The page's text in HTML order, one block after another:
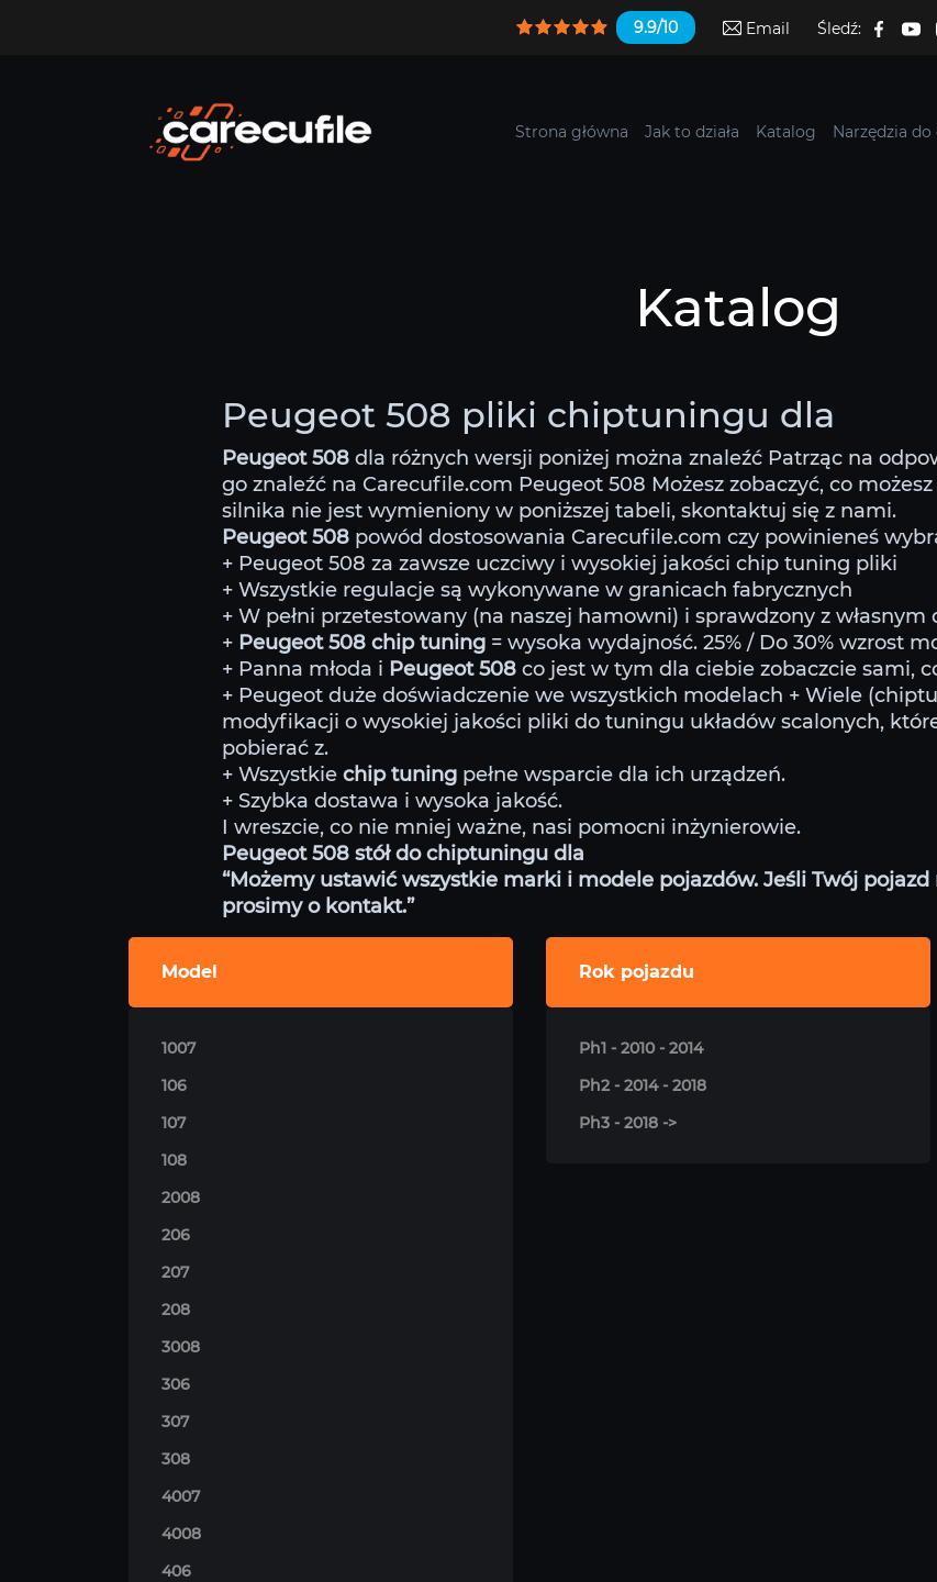
9.9/10 Email Śledź:
Strona główna Jak to działa Katalog Narzędzia
Katalog
Peugeot 508 pliki chiptuningu dla
Peugeot 508 dla różnych wersji poniżej można znaleźć Patrząc na
go znaleźć na Carecufile.com Peugeot 508 Możesz zobaczyć, co
silnika nie jest wymieniony w poniższej tabeli, skontaktuj się z nami.
Peugeot 508 powód dostosowania Carecufile.com czy powinieneś
+ Peugeot 508 za zawsze uczciwy i wysokiej jakości chip tuning pliki
+ Wszystkie regulacje są wykonywane w granicach fabrycznych
+ W pełni przetestowany (na naszej hamowni) i sprawdzony z
+ Peugeot 508 chip tuning = wysoka wydajność. 25% / Do 30% wzrost
+ Panna młoda i Peugeot 508 co jest w tym dla ciebie zobaczcie sami,
+ Peugeot duże doświadczenie we wszystkich modelach + Wiele
modyfikacji o wysokiej jakości pliki do tuningu układów scalonych,
pobierać z.
+ Wszystkie chip tuning pełne wsparcie dla ich urządzeń.
+ Szybka dostawa i wysoka jakość.
I wreszcie, co nie mniej ważne, nasi pomocni inżynierowie.
Peugeot 508 stół do chiptuningu dla
“Możemy ustawić wszystkie marki i modele pojazdów. Jeśli Twój
prosimy o kontakt.”
Model
1007
106
107
108
2008
206
207
208
3008
306
307
308
4007
4008
406
Rok pojazdu
Ph1 - 2010 - 2014
Ph2 - 2014 - 2018
Ph3 - 2018 ->